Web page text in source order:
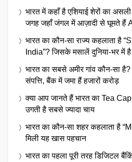
भारत में कहाँ है एशियाई शेरों का
जगह जहाँ जंगल में आज़ादी से घूमते हैं
भारत का कौन-सा राज्य कहलाता है
India”? जिसके मसालें दुनिया-भर में
भारत का सबसे अमीर गांव कौन-सा है?
संपत्ति, बैंक में जमा हैं हजारों करोड़
क्या आप जानते हैं भारत का Tea
उगती है सबसे ज्यादा चाय
भारत का कौन-सा शहर कहलाता है
मिली यह खास पहचान
भारत का पहला पूरी तरह डिजिटल